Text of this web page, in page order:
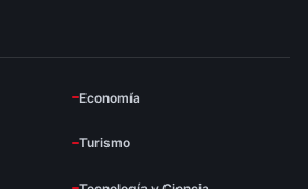
Economía
Turismo